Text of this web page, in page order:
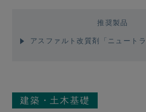
推奨製品
アスファルト改質剤「ニュート
建築・土木基礎